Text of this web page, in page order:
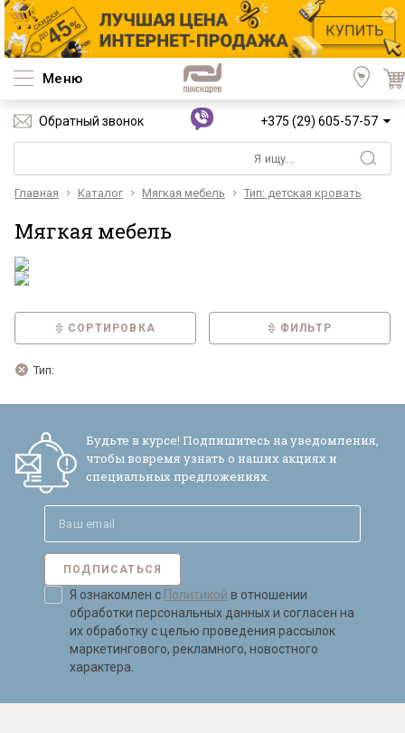
Меню
Обратный звонок +375 (29) 605-57-57
Главная Каталог Мягкая мебель Тип: детская кровать
Мягкая мебель
СОРТИРОВКА ФИЛЬТР
Тип:
Будьте в курсе! Подпишитесь на уведомления,
чтобы вовремя узнать о наших акциях и
специальных предложениях.
ПОДПИСАТЬСЯ
Я ознакомлен с Политикой в отношении
обработки персональных данных и согласен на
их обработку с целью проведения рассылок
маркетингового, рекламного, новостного
характера.